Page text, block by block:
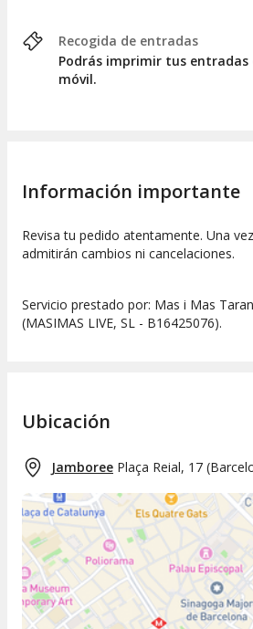
Recogida de entradas
Podrás imprimir tus
móvil.
Información importante
Revisa tu pedido atentamente. Una
admitirán cambios ni cancelaciones.
Servicio prestado por: Mas i Mas
(MASIMAS LIVE, SL - B16425076).
Ubicación
Jamboree Plaça Reial, 17 (